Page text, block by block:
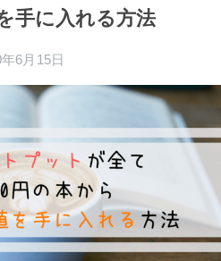
手に入れる方法
6月15日